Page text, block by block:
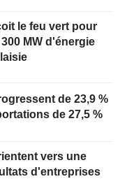
le feu vert pour
MW d'énergie
de 23,9 %
de 27,5 %
vers une
d'entreprises